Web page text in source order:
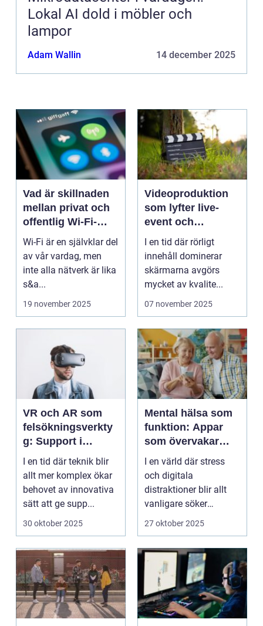
Lokal AI dold i möbler och
lampor
Adam Wallin 14 december 2025
Vad är skillnaden
mellan privat och
offentlig Wi-Fi-
säkerhet?
Wi-Fi är en självklar del
av vår vardag, men
inte alla nätverk är lika
s&a...
19 november 2025
Videoproduktion
som lyfter live-
event och
varumärken
I en tid där rörligt
innehåll dominerar
skärmarna avgörs
mycket av kvalite...
07 november 2025
VR och AR som
felsökningsverkty
g: Support i
virtuella miljöer
I en tid där teknik blir
allt mer komplex ökar
behovet av innovativa
sätt att ge supp...
30 oktober 2025
Mental hälsa som
funktion: Appar
som övervakar
och stärker
välmående
I en värld där stress
och digitala
distraktioner blir allt
vanligare söker
mång...
27 oktober 2025